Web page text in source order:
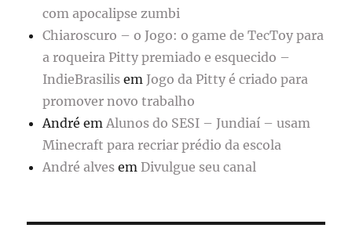
com apocalipse zumbi
Chiaroscuro – o Jogo: o game de TecToy para
a roqueira Pitty premiado e esquecido –
IndieBrasilis em Jogo da Pitty é criado para
promover novo trabalho
André em Alunos do SESI – Jundiaí – usam
Minecraft para recriar prédio da escola
André alves em Divulgue seu canal